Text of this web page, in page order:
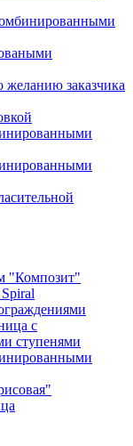
заказчика
"Композит"
с
ступенями